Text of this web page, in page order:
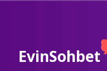
EvinSohbet